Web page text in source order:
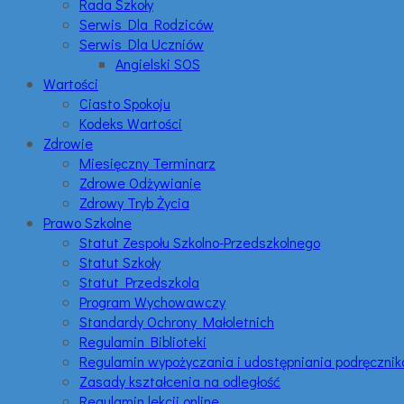
Rada Szkoły
Serwis Dla Rodziców
Serwis Dla Uczniów
Angielski SOS
Wartości
Ciasto Spokoju
Kodeks Wartości
Zdrowie
Miesięczny Terminarz
Zdrowe Odżywianie
Zdrowy Tryb Życia
Prawo Szkolne
Statut Zespołu Szkolno-Przedszkolnego
Statut Szkoły
Statut Przedszkola
Program Wychowawczy
Standardy Ochrony Małoletnich
Regulamin Biblioteki
Regulamin wypożyczania i udostępniania
Zasady kształcenia na odległość